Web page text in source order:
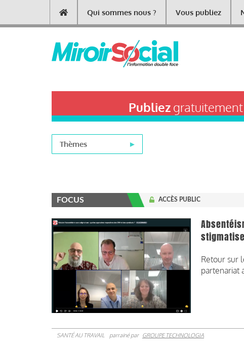
contenu
Main
navigation
Qui sommes nous ? Vous publiez
Publiez
Thèmes
FOCUS ACCÈS PUBLIC
Retour sur
partenariat
SANTÉ AU TRAVAIL parrainé par GROUPE TECHNOLOGIA